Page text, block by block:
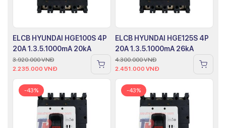
ELCB HYUNDAI HGE100S 4P
20A 1.3.5.1000mA 20kA
3.920.000VNĐ
2.235.000 VNĐ
ELCB HYUNDAI HGE125S 4P
20A 1.3.5.1000mA 26kA
4.300.000VNĐ
2.451.000 VNĐ
-43% -43%